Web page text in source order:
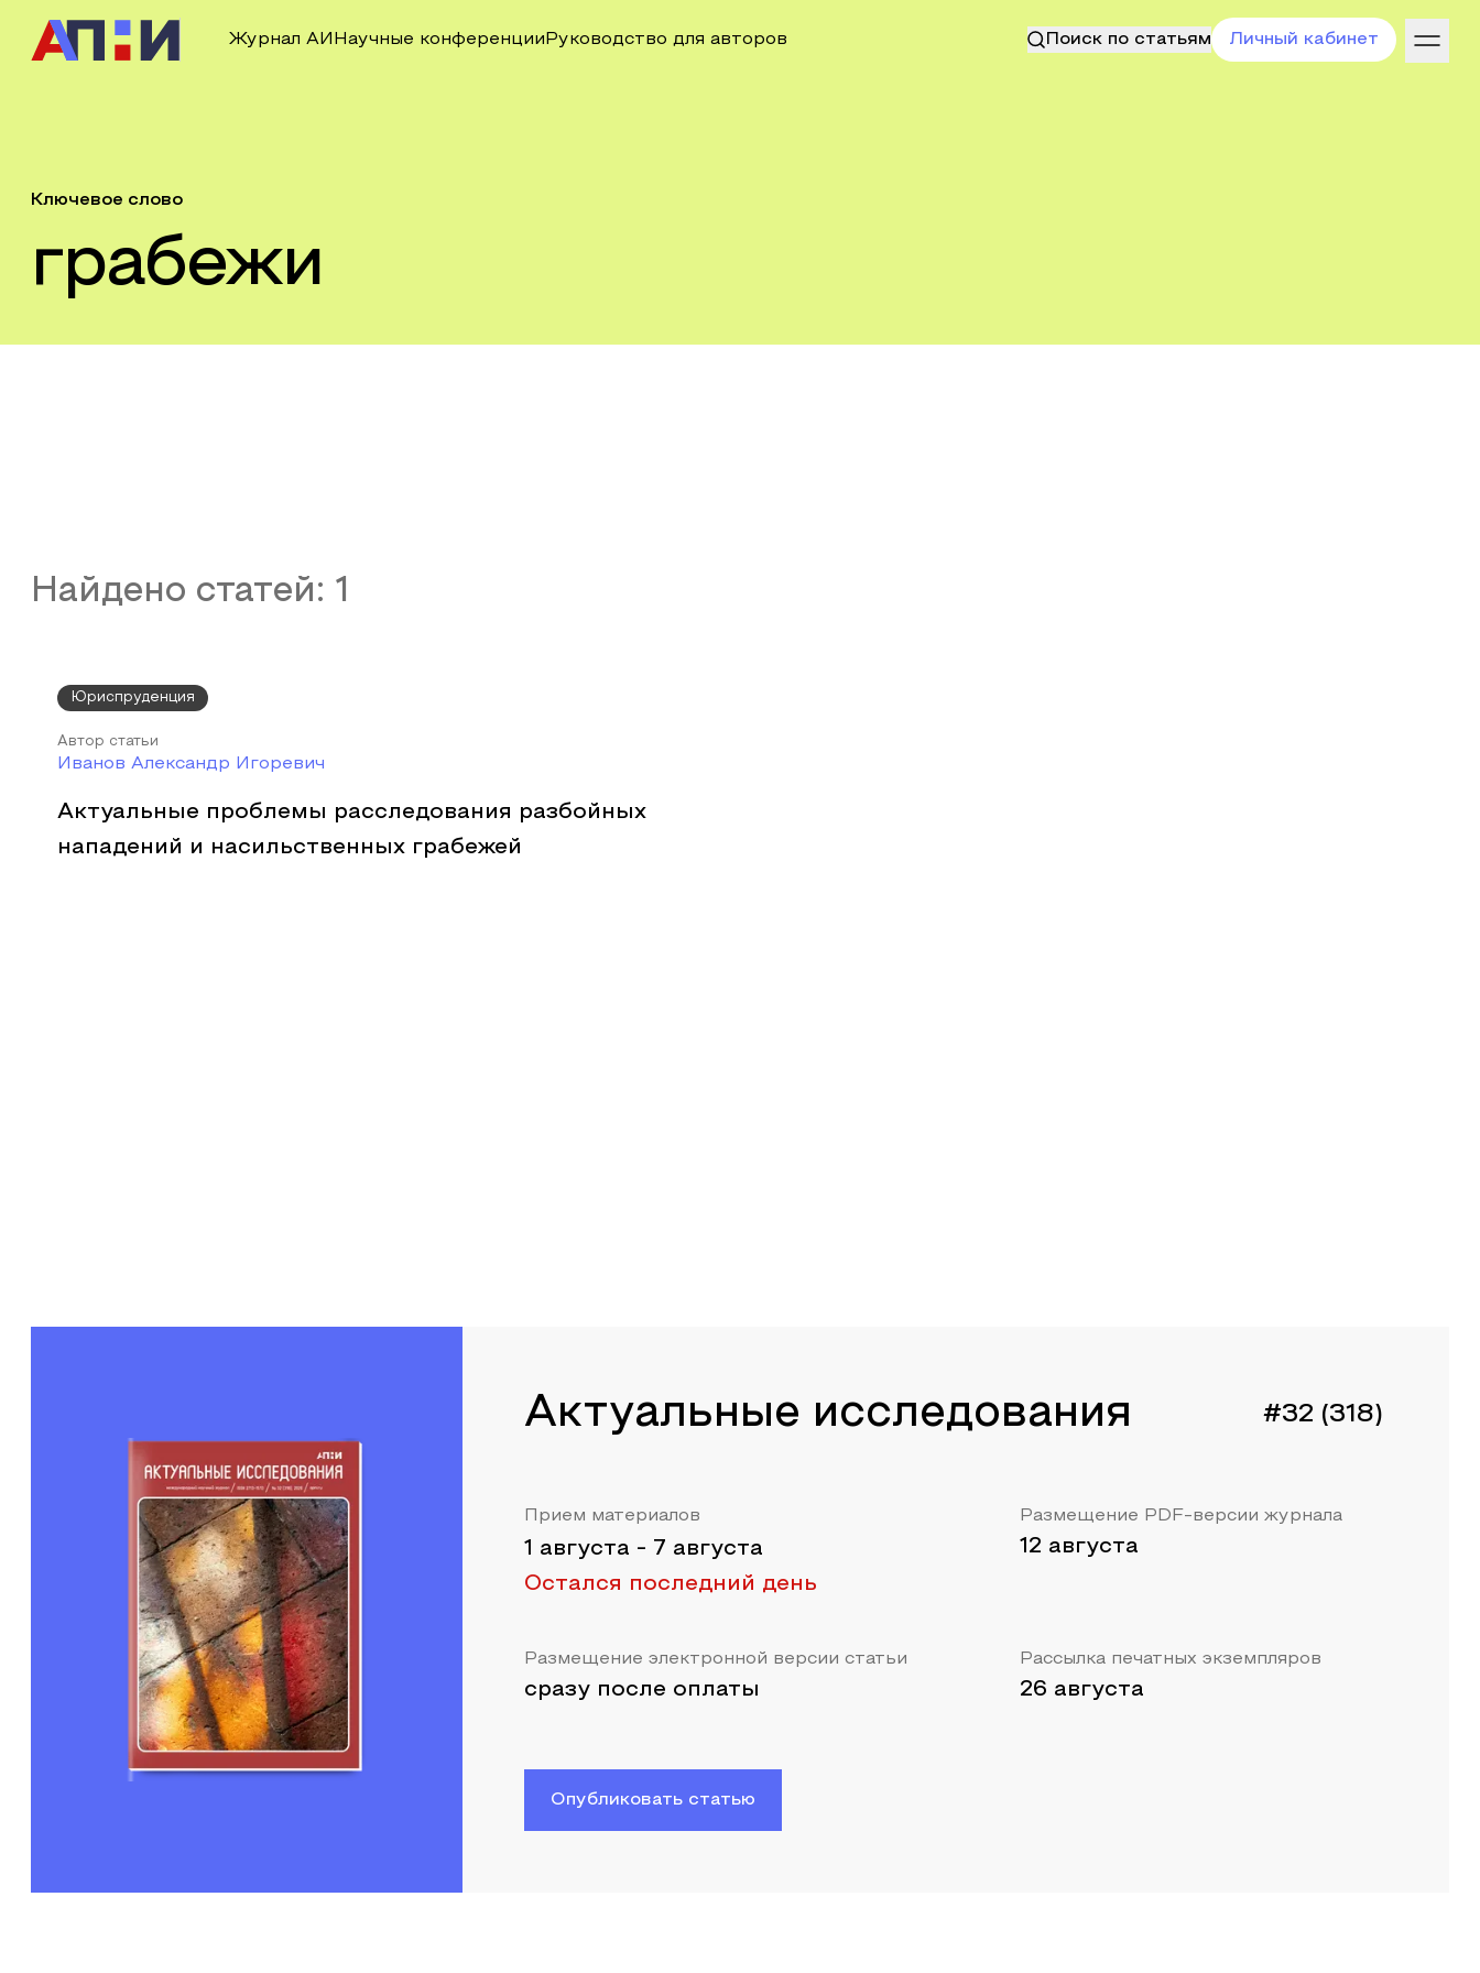
Журнал АИ Научные конференции Руководство для авторов Поиск по статьям Личный кабинет
Ключевое слово
грабежи
Найдено статей: 1
Юриспруденция
Автор статьи
Иванов Александр Игоревич
Актуальные проблемы расследования разбойных
нападений и насильственных грабежей
Актуальные исследования #32 (318)
Прием материалов
1 августа - 7 августа
Остался последний день
Размещение PDF-версии журнала
12 августа
Размещение электронной версии статьи
сразу после оплаты
Рассылка печатных экземпляров
26 августа
Опубликовать статью